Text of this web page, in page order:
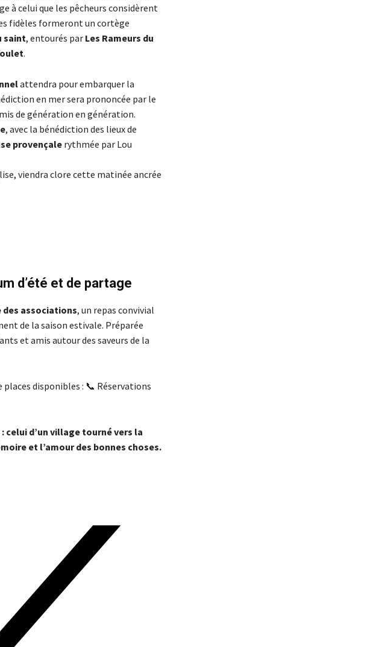
à celui que les pêcheurs considèrent
fidèles formeront un cortège
saint, entourés par Les Rameurs du
.
attendra pour embarquer la
en mer sera prononcée par le
de génération en génération.
, avec la bénédiction des lieux de
provençalerythmée par Lou
viendra clore cette matinée ancrée
d’été et de partage
associations, un repas convivial
de la saison estivale. Préparée
et amis autour des saveurs de la
disponibles : 📞 Réservations
celui d’un village tourné vers la
et l’amour des bonnes choses.